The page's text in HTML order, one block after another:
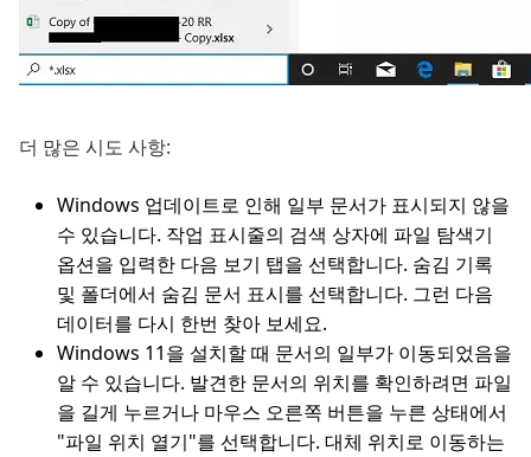
더 많은 시도 사항:
Windows 업데이트로 인해 일부 문서가 표시되지 않을
수 있습니다. 작업 표시줄의 검색 상자에 파일 탐색기
옵션을 입력한 다음 보기 탭을 선택합니다. 숨김 기록
및 폴더에서 숨김 문서 표시를 선택합니다. 그런 다음
데이터를 다시 한번 찾아 보세요.
Windows 11을 설치할 때 문서의 일부가 이동되었음을
알 수 있습니다. 발견한 문서의 위치를 확인하려면 파일
을 길게 누르거나 마우스 오른쪽 버튼을 누른 상태에서
"파일 위치 열기"를 선택합니다. 대체 위치로 이동하는